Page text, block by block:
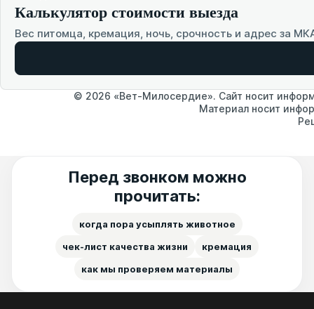
Калькулятор стоимости выезда
Вес питомца, кремация, ночь, срочность и адрес за
© 2026 «Вет-Милосердие». Сайт носит
Материал носит
Перед звонком можно
прочитать:
когда пора усыплять животное
чек-лист качества жизни
кремация
как мы проверяем материалы